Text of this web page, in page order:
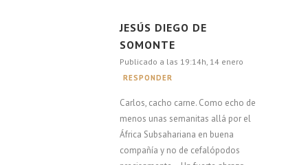
JESÚS DIEGO DE
SOMONTE
Publicado a las 19:14h, 14 enero
RESPONDER
Carlos, cacho carne. Como echo de
menos unas semanitas allá por el
África Subsahariana en buena
compañía y no de cefalópodos